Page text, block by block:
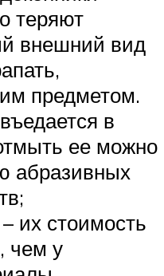
теряют
внешний вид
предметом.
в
ее можно
абразивных
стоимость
чем у